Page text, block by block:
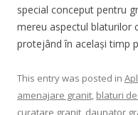
special conceput pentru
mereu aspectul blaturilor
protejând în același timp
This entry was posted in
amenajare granit, blaturi
curatare granit, daunator